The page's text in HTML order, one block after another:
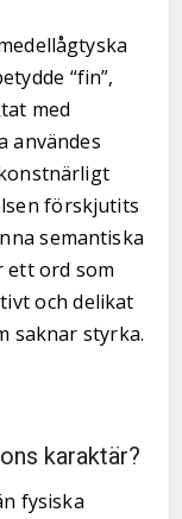
“fin”,
med
användes
förskjutits
semantiska
ett ord som
och delikat
saknar styrka.
karaktär?
fysiska